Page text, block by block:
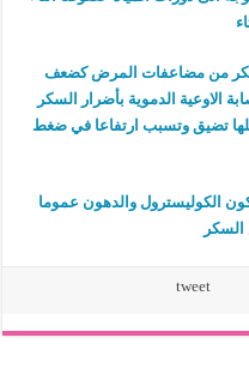
من مضاعفات المرض كضعف
الاوعية الدموية بأضرار السكر
تضيق وتسبب ارتفاعا في ضغط
الكوليسترول والدهون عموما
tweet